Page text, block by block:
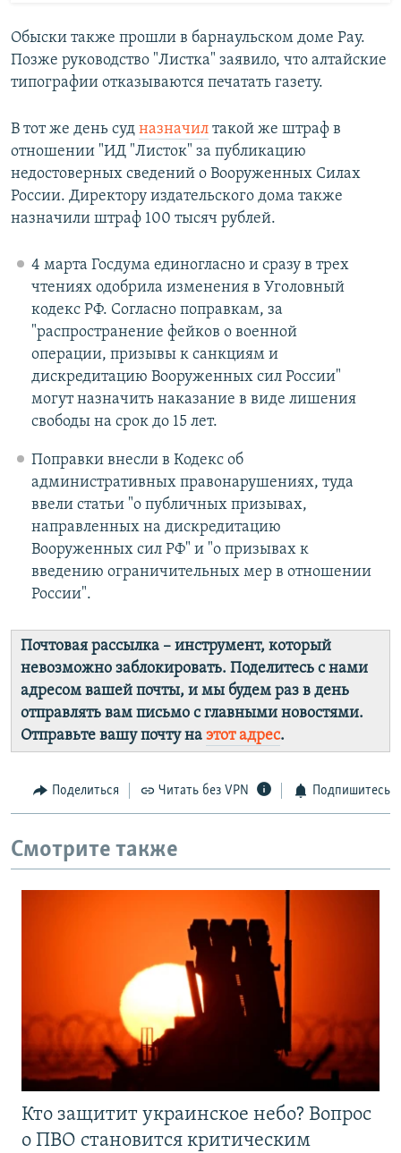
Обыски также прошли в барнаульском доме Рау.
Позже руководство "Листка" заявило, что алтайские
типографии отказываются печатать газету.
В тот же день суд назначил такой же штраф в
отношении "ИД "Листок" за публикацию
недостоверных сведений о Вооруженных Силах
России. Директору издательского дома также
назначили штраф 100 тысяч рублей.
4 марта Госдума единогласно и сразу в трех
чтениях одобрила изменения в Уголовный
кодекс РФ. Согласно поправкам, за
"распространение фейков о военной
операции, призывы к санкциям и
дискредитацию Вооруженных сил России"
могут назначить наказание в виде лишения
свободы на срок до 15 лет.
Поправки внесли в Кодекс об
административных правонарушениях, туда
ввели статьи "о публичных призывах,
направленных на дискредитацию
Вооруженных сил РФ" и "о призывах к
введению ограничительных мер в отношении
России".
Почтовая рассылка – инструмент, который
невозможно заблокировать. Поделитесь с нами
адресом вашей почты, и мы будем раз в день
отправлять вам письмо с главными новостями.
Отправьте вашу почту на этот адрес.
Поделиться Читать без VPN Подпишитесь
Смотрите также
Кто защитит украинское небо? Вопрос
о ПВО становится критическим